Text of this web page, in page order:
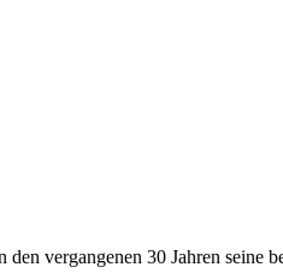
vergangenen 30 Jahren seine